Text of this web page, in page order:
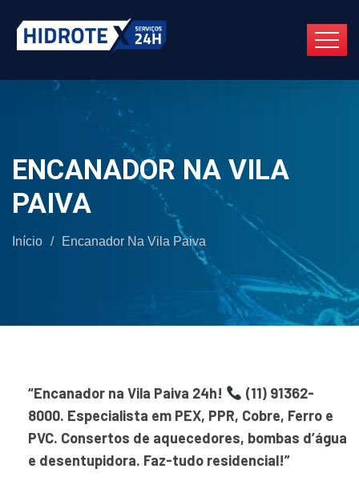
ENCANADOR NA VILA
PAIVA
Início / Encanador Na Vila Paiva
“Encanador na Vila Paiva 24h!
(11) 91362-
8000. Especialista em PEX, PPR, Cobre, Ferro e
PVC. Consertos de aquecedores, bombas d’água
e desentupidora. Faz-tudo residencial!”